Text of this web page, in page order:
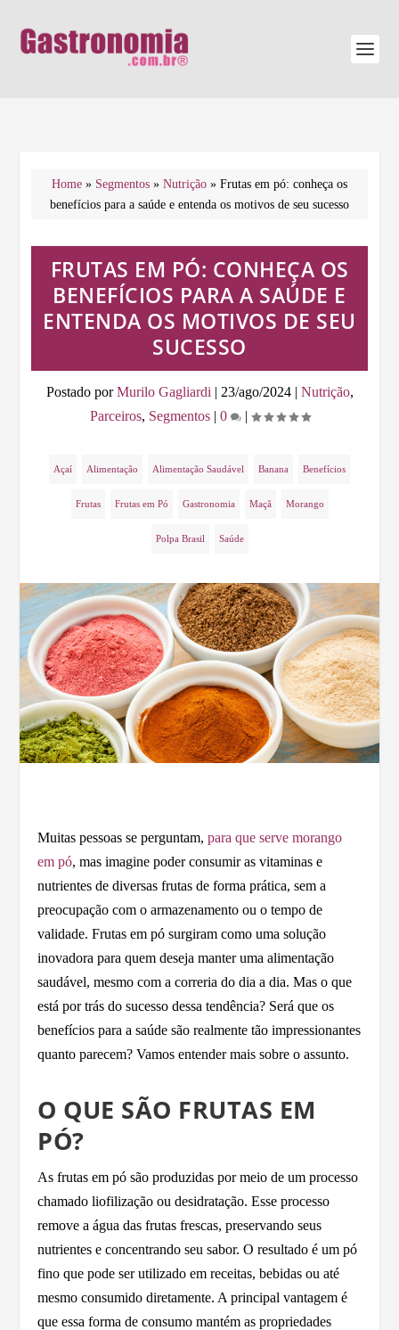
Home » Segmentos » Nutrição » Frutas em pó: conheça os
benefícios para a saúde e entenda os motivos de seu sucesso
FRUTAS EM PÓ: CONHEÇA OS
BENEFÍCIOS PARA A SAÚDE E
ENTENDA OS MOTIVOS DE SEU
SUCESSO
Postado porMurilo Gagliardi | 23/ago/2024| Nutrição,
Parceiros, Segmentos| 0 |
Açaí Alimentação Alimentação Saudável Banana Benefícios
Frutas Frutas em Pó Gastronomia Maçã Morango
Polpa Brasil Saúde
Muitas pessoas se perguntam,para que serve morango
em pó, mas imagine poder consumir as vitaminas e
nutrientes de diversas frutas de forma prática, sem a
preocupação com o armazenamento ou o tempo de
validade. Frutas em pó surgiram como uma solução
inovadora para quem deseja manter uma alimentação
saudável, mesmo com a correria do dia a dia. Mas o que
está por trás do sucesso dessa tendência? Será que os
benefícios para a saúde são realmente tão impressionantes
quanto parecem? Vamos entender mais sobre o assunto.
O QUE SÃO FRUTAS EM
PÓ?
As frutas em pó são produzidas por meio de um processo
chamado liofilização ou desidratação. Esse processo
remove a água das frutas frescas, preservando seus
nutrientes e concentrando seu sabor. O resultado é um pó
fino que pode ser utilizado em receitas, bebidas ou até
mesmo consumido diretamente. A principal vantagem é
que essa forma de consumo mantém as propriedades